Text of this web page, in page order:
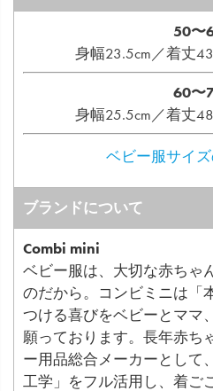
50〜
身幅23.5cm／着丈
60〜
身幅25.5cm／着丈
ベビー服サイ
ブランドについて
Combi mini
ベビー服は、大切な赤ちゃ
のだから。コンビミニは「
つける喜びをベビーとママ
願っております。長年赤ち
ー用品総合メーカーとして
工学」をフル活用し、着ご